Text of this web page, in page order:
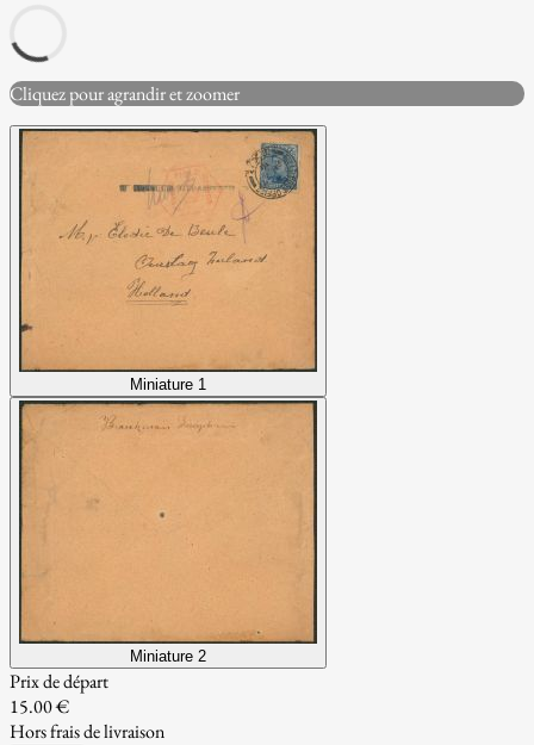
Cliquez pour agrandir et zoomer
Miniature 1
Miniature 2
Prix de départ
15.00 €
Hors frais de livraison